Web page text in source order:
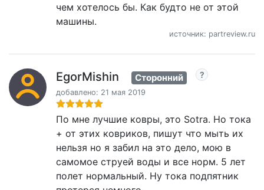
чем хотелось бы. Как будто не от этой
машины.
источник: partreview.ru
EgorMishin Сторонний
добавлено: 21 мая 2019
По мне лучшие ковры, это Sotra. Но тока
+ от этих ковриков, пишут что мыть их
нельзя но я забил на это дело, мою в
самомое струей воды и все норм. 5 лет
полет нормальный. Ну тока подпятник